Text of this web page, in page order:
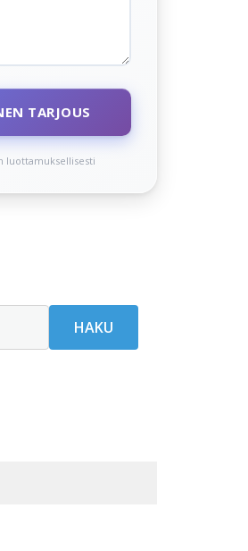
TARJOUS
luottamuksellisesti
HAKU